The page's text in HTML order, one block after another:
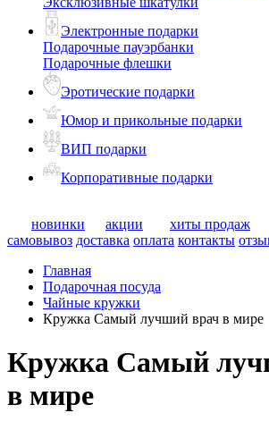
Электронные подарки
Подарочные пауэрбанки
Подарочные флешки
Эротические подарки
Юмор и прикольные подарки
ВИП подарки
Корпоративные подарки
новинки акции
хиты продаж
самовывоз доставка оплата контакты
Главная
Подарочная посуда
Чайные кружки
Кружка Самый лучший врач в мире
Кружка Самый
в мире